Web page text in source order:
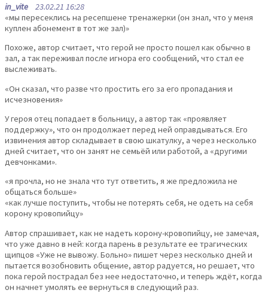
in_vite 23.02.21 16:28
«мы пересеклись на ресепшене тренажерки (он знал, что у меня
куплен абонемент в тот же зал)»
Похоже, автор считает, что герой не просто пошел как обычно в
зал, а так переживал после игнора его сообщений, что стал ее
выслеживать.
«Он сказал, что разве что простить его за его пропадания и
исчезновения»
У героя отец попадает в больницу, а автор так «проявляет
поддержку», что он продолжает перед ней оправдываться. Его
извинения автор складывает в свою шкатулку, а через несколько
дней считает, что он занят не семьёй или работой, а «другими
девчонками».
«я прочла, но не знала что тут ответить, я же предложила не
общаться больше»
«как лучше поступить, чтобы не потерять себя, не одеть на себя
корону кровопийцу»
Автор спрашивает, как не надеть корону-кровопийцу, не замечая,
что уже давно в ней: когда парень в результате ее трагических
щипцов «Уже не вывожу. Больно» пишет через несколько дней и
пытается возобновить общение, автор радуется, но решает, что
пока герой пострадал без нее недостаточно, и теперь ждёт, когда
он начнет умолять ее вернуться в следующий раз.